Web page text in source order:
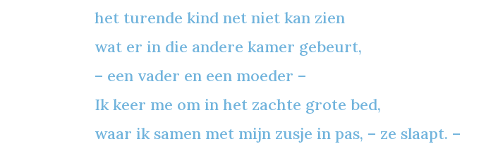
het turende kind net niet kan zien
wat er in die andere kamer gebeurt,
– een vader en een moeder –
Ik keer me om in het zachte grote bed,
waar ik samen met mijn zusje in pas, – ze slaapt. –